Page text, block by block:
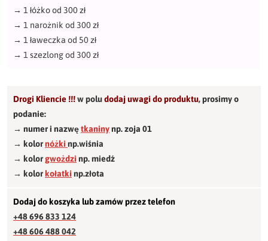
→ 1 łóżko od 300 zł
→ 1 narożnik od 300 zł
→ 1 ławeczka od 50 zł
→ 1 szezlong od 300 zł
Drogi Kliencie !!!w poludodaj uwagi do produktu,prosimy o
podanie:
→ numer i nazwętkaninynp. zoja 01
→ kolornóżki np.wiśnia
→ kolorgwożdzi np. miedź
→ kolorkołatki np.złota
Dodaj do koszyka lub zamów przez telefon
+48 696 833 124
+48 606 488 042